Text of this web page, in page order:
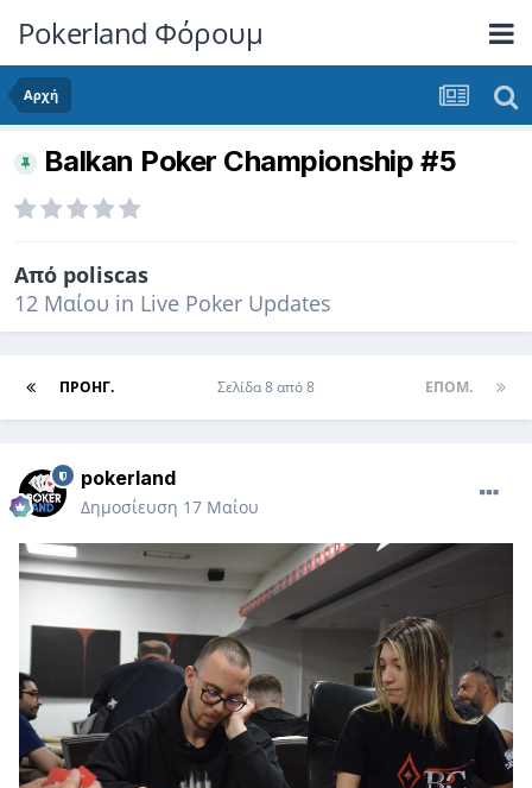
Pokerland Φόρουμ
Αρχή
Balkan Poker Championship #5
Από poliscas
12 Μαίου in Live Poker Updates
ΠΡΟΗΓ. ΕΠΌΜ.
Σελίδα 8 από 8
pokerland
Δημοσίευση 17 Μαίου